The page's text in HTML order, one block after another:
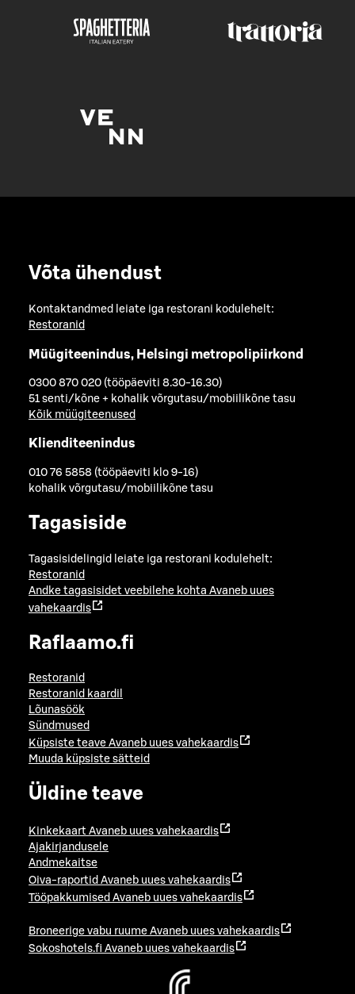
Võta ühendust
Kontaktandmed leiate iga restorani kodulehelt:
Restoranid
Müügiteenindus, Helsingi metropolipiirkond
0300 870 020 (tööpäeviti 8.30-16.30)
51 senti/kõne + kohalik võrgutasu/mobiilikõne tasu
Kõik müügiteenused
Klienditeenindus
010 76 5858 (tööpäeviti klo 9-16)
kohalik võrgutasu/mobiilikõne tasu
Tagasiside
Tagasisidelingid leiate iga restorani kodulehelt:
Restoranid
Andke tagasisidet veebilehe kohta Avaneb uues
vahekaardis
Raflaamo.fi
Restoranid
Restoranid kaardil
Lõunasöök
Sündmused
Küpsiste teave Avaneb uues vahekaardis
Muuda küpsiste sätteid
Üldine teave
Kinkekaart Avaneb uues vahekaardis
Ajakirjandusele
Andmekaitse
Oiva-raportid Avaneb uues vahekaardis
Tööpakkumised Avaneb uues vahekaardis
Broneerige vabu ruume Avaneb uues vahekaardis
Sokoshotels.fi Avaneb uues vahekaardis